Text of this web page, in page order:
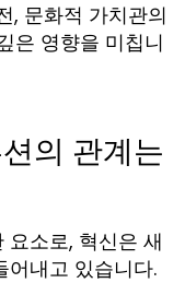
, 문화적 가치관의
은 영향을 미칩니
의 관계는
소로, 혁신은 새
어내고 있습니다.